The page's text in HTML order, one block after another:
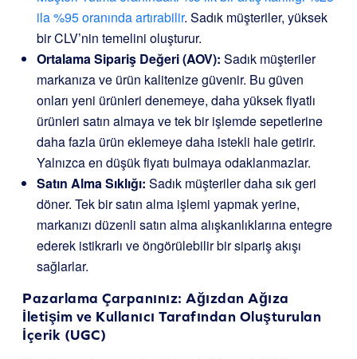
ila %95 oranında artırabilir. Sadık müşteriler, yüksek
bir CLV’nin temelini oluşturur.
Ortalama Sipariş Değeri (AOV): Sadık müşteriler
markanıza ve ürün kalitenize güvenir. Bu güven
onları yeni ürünleri denemeye, daha yüksek fiyatlı
ürünleri satın almaya ve tek bir işlemde sepetlerine
daha fazla ürün eklemeye daha istekli hale getirir.
Yalnızca en düşük fiyatı bulmaya odaklanmazlar.
Satın Alma Sıklığı: Sadık müşteriler daha sık geri
döner. Tek bir satın alma işlemi yapmak yerine,
markanızı düzenli satın alma alışkanlıklarına entegre
ederek istikrarlı ve öngörülebilir bir sipariş akışı
sağlarlar.
Pazarlama Çarpanınız: Ağızdan Ağıza
İletişim ve Kullanıcı Tarafından Oluşturulan
İçerik (UGC)